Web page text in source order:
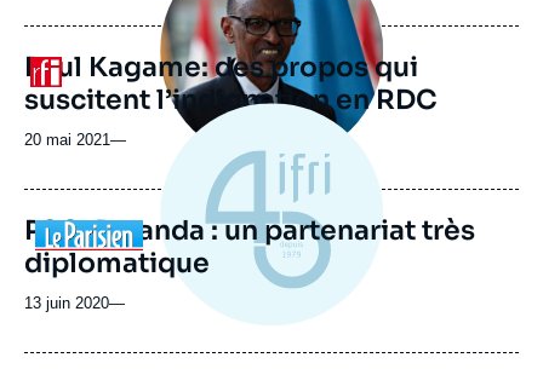
Logo
Paul Kagame: des propos qui
suscitent l’indignation en RDC
20 mai 2021—
Logo
PSG-Rwanda : un partenariat très
diplomatique
13 juin 2020—